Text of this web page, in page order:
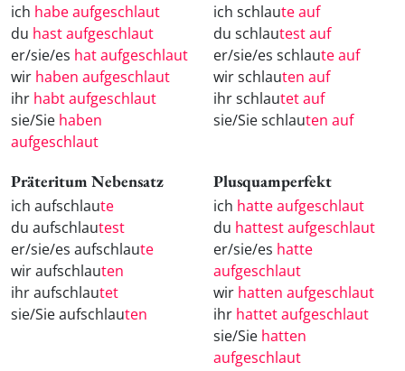
ich habe aufgeschlaut
du hast aufgeschlaut
er/sie/es hat aufgeschlaut
wir haben aufgeschlaut
ihr habt aufgeschlaut
sie/Sie haben
aufgeschlaut
ich schlaute auf
du schlautest auf
er/sie/es schlaute auf
wir schlauten auf
ihr schlautet auf
sie/Sie schlauten auf
Präteritum Nebensatz
ich aufschlaute
du aufschlautest
er/sie/es aufschlaute
wir aufschlauten
ihr aufschlautet
sie/Sie aufschlauten
Plusquamperfekt
ich hatte aufgeschlaut
du hattest aufgeschlaut
er/sie/es hatte
aufgeschlaut
wir hatten aufgeschlaut
ihr hattet aufgeschlaut
sie/Sie hatten
aufgeschlaut